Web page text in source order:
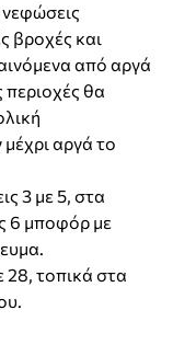
νεφώσεις
βροχές και
από αργά
περιοχές θα
αργά το
3 με 5, στα
6 μποφόρ με
28, τοπικά στα